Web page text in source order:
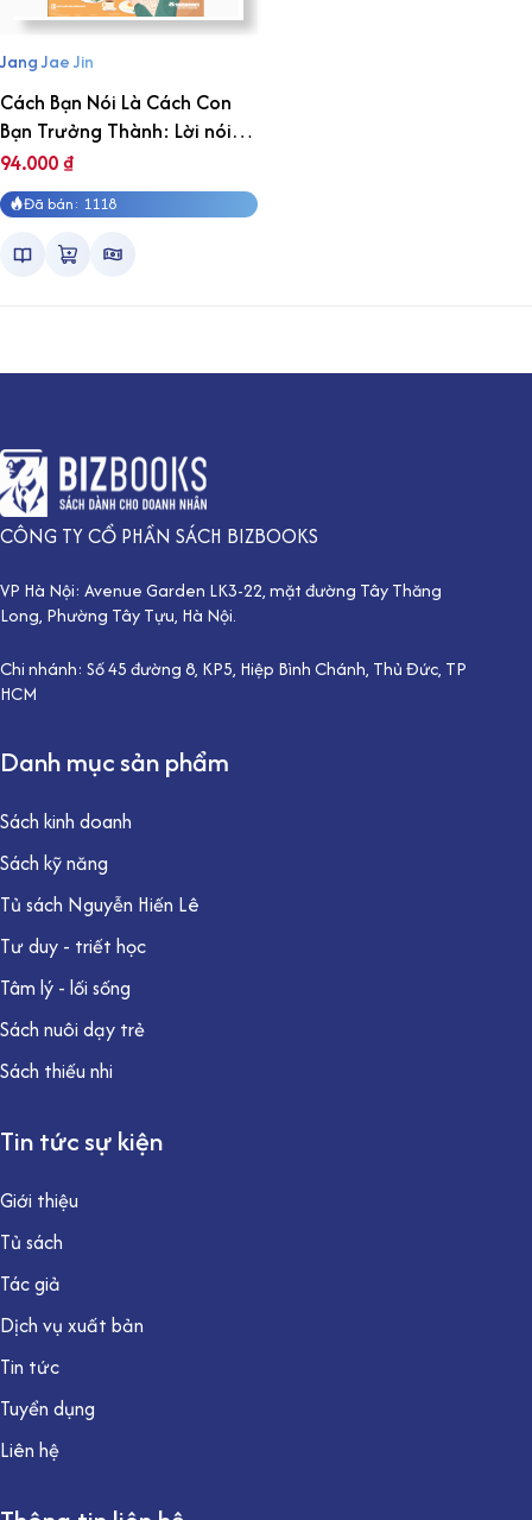
Jang Jae Jin
Cách Bạn Nói Là Cách Con
Bạn Trưởng Thành: Lời nói
diệu kỳ nuôi dưỡng những
đứa con ngoan
94.000₫
Đã bán: 1118
CÔNG TY CỔ PHẦN SÁCH BIZBOOKS
VP Hà Nội: Avenue Garden LK3-22, mặt đường Tây Thăng
Long, Phường Tây Tựu, Hà Nội.
Chi nhánh: Số 45 đường 8, KP5, Hiệp Bình Chánh, Thủ Đức, TP
HCM
Danh mục sản phẩm
Sách kinh doanh
Sách kỹ năng
Tủ sách Nguyễn Hiến Lê
Tư duy - triết học
Tâm lý - lối sống
Sách nuôi dạy trẻ
Sách thiếu nhi
Tin tức sự kiện
Giới thiệu
Tủ sách
Tác giả
Dịch vụ xuất bản
Tin tức
Tuyển dụng
Liên hệ